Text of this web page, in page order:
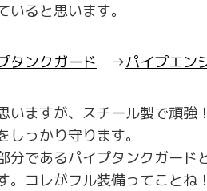
ると思います。
タンクガード →パイプエン
いますが、スチール製で頑強
っかり守ります。
分であるパイプタンクガー
。コレがフル装備ってことね！